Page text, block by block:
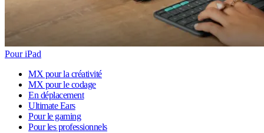
Pour iPad
MX pour la créativité
MX pour le codage
En déplacement
Ultimate Ears
Pour le gaming
Pour les professionnels